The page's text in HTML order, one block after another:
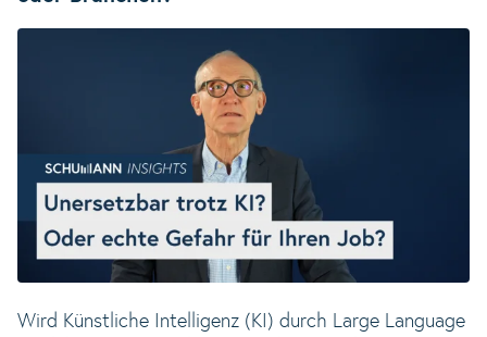
Wird Künstliche Intelligenz (KI) durch Large Language